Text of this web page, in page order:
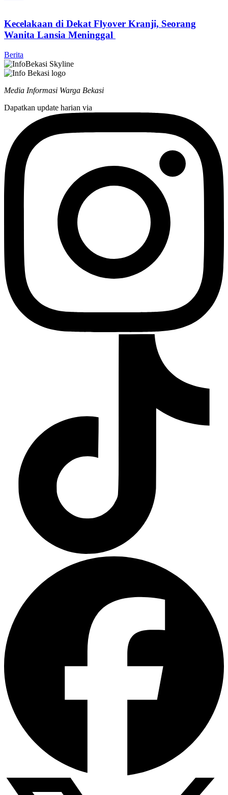
Kecelakaan di Dekat Flyover Kranji, Seorang
Wanita Lansia Meninggal
Berita
Media Informasi Warga Bekasi
Dapatkan update harian via